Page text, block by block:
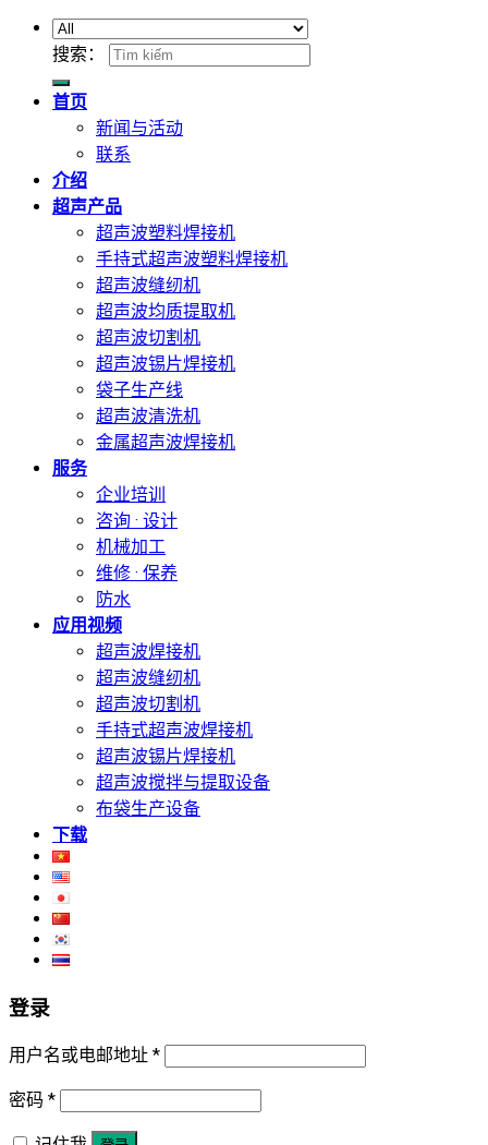
搜索：
首页
新闻与活动
联系
介绍
超声产品
超声波塑料焊接机
手持式超声波塑料焊接机
超声波缝纫机
超声波均质提取机
超声波切割机
超声波锡片焊接机
袋子生产线
超声波清洗机
金属超声波焊接机
服务
企业培训
咨询 · 设计
机械加工
维修 · 保养
防水
应用视频
超声波焊接机
超声波缝纫机
超声波切割机
手持式超声波焊接机
超声波锡片焊接机
超声波搅拌与提取设备
布袋生产设备
下载
登录
用户名或电邮地址 *
密码 *